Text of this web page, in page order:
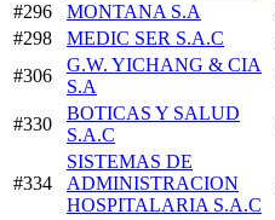
#296
MONTANA S.A
#298
MEDIC SER S.A.C
#306
G.W. YICHANG & CIA
S.A
#330
BOTICAS Y SALUD
S.A.C
#334
SISTEMAS DE
ADMINISTRACION
HOSPITALARIA S.A.C